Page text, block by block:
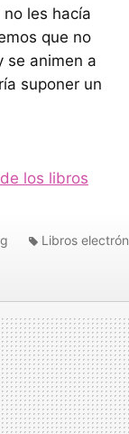
les hacía
que no
se animen a
suponer un
los libros
Libros